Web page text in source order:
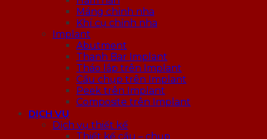
Máng chỉnh nha
Khí cụ chỉnh nha
Implant
Abutment
Thanh Bar Implant
Tháo lắp trên Implant
Cầu chụp trên Implant
Peek trên Implant
Composite trên Implant
DỊCH VỤ
Dịch vụ thiết kế
Thiết kế cầu – chụp